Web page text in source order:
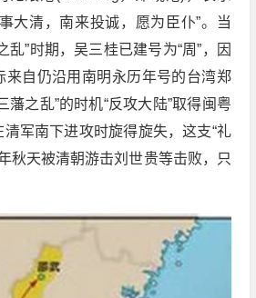
大清，南来投诚，愿为臣仆”。当
乱”时期，吴三桂已建号为“周”，因
来自仍沿用南明永历年号的台湾郑
藩之乱”的时机“反攻大陆”取得闽粤
军南下进攻时旋得旋失，这支“礼
秋天被清朝游击刘世贵等击败，只